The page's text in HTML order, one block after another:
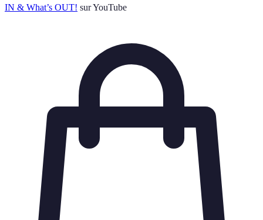
IN & What’s OUT! sur YouTube